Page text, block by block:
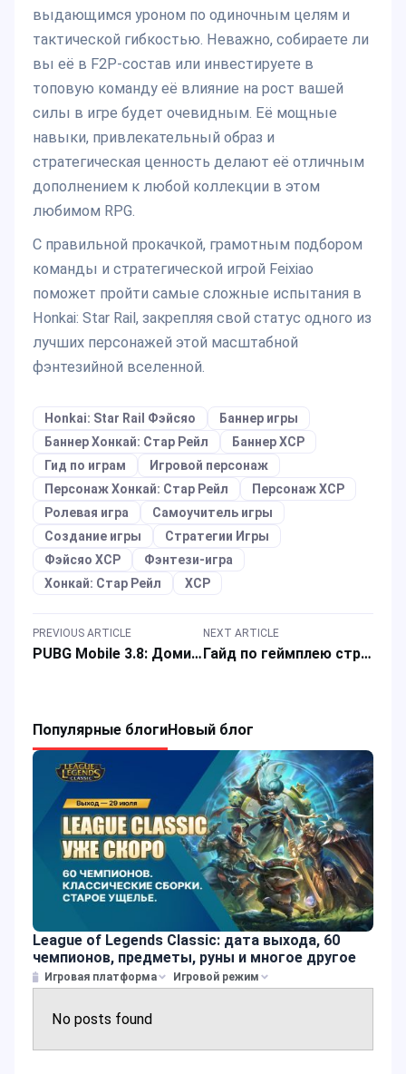
выдающимся уроном по одиночным целям и
тактической гибкостью. Неважно, собираете ли
вы её в F2P-состав или инвестируете в
топовую команду её влияние на рост вашей
силы в игре будет очевидным. Её мощные
навыки, привлекательный образ и
стратегическая ценность делают её отличным
дополнением к любой коллекции в этом
любимом RPG.
С правильной прокачкой, грамотным подбором
команды и стратегической игрой Feixiao
поможет пройти самые сложные испытания в
Honkai: Star Rail, закрепляя свой статус одного из
лучших персонажей этой масштабной
фэнтезийной вселенной.
Honkai: Star Rail Фэйсяо
Баннер игры
Баннер Хонкай: Стар Рейл
Баннер ХСР
Гид по играм
Игровой персонаж
Персонаж Хонкай: Стар Рейл
Персонаж ХСР
Ролевая игра
Самоучитель игры
Создание игры
Стратегии Игры
Фэйсяо ХСР
Фэнтези-игра
Хонкай: Стар Рейл
ХСР
PREVIOUS ARTICLE
PUBG Mobile 3.8: Доминируй в обновлении и освой игровое мышление
NEXT ARTICLE
Гайд по геймплею стратегической MMORPG State of Survival
Популярные блогиНовый блог
League of Legends Classic: дата выхода, 60
чемпионов, предметы, руны и многое другое
Игровая платформа Игровой режим
No posts found